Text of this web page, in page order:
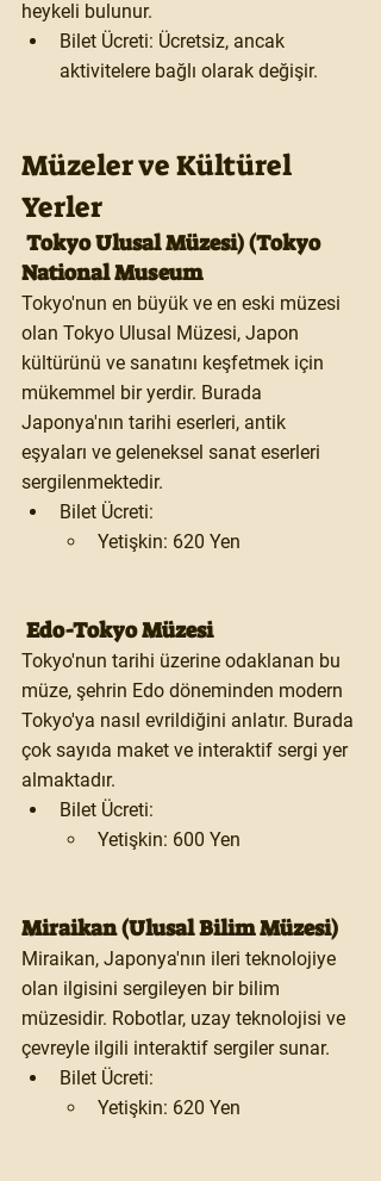
heykeli bulunur.
Bilet Ücreti: Ücretsiz, ancak
aktivitelere bağlı olarak değişir.
Müzeler ve Kültürel
Yerler
National Museum
Tokyo'nun en büyük ve en eski müzesi
olan Tokyo Ulusal Müzesi, Japon
kültürünü ve sanatını keşfetmek için
mükemmel bir yerdir. Burada
Japonya'nın tarihi eserleri, antik
eşyaları ve geleneksel sanat eserleri
sergilenmektedir.
Bilet Ücreti:
Yetişkin: 620 Yen
Edo-Tokyo Müzesi
Tokyo'nun tarihi üzerine odaklanan bu
müze, şehrin Edo döneminden modern
Tokyo'ya nasıl evrildiğini anlatır. Burada
çok sayıda maket ve interaktif sergi yer
almaktadır.
Bilet Ücreti:
Yetişkin: 600 Yen
Miraikan (Ulusal Bilim Müzesi)
Miraikan, Japonya'nın ileri teknolojiye
olan ilgisini sergileyen bir bilim
müzesidir. Robotlar, uzay teknolojisi ve
çevreyle ilgili interaktif sergiler sunar.
Bilet Ücreti:
Yetişkin: 620 Yen